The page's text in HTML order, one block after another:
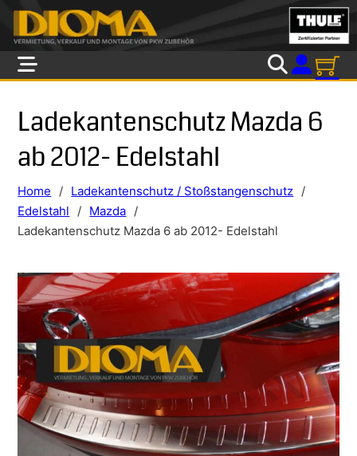
Skip to main content
Skip to footer
Ladekantenschutz Mazda 6
ab 2012- Edelstahl
Home / Ladekantenschutz / Stoßstangenschutz /
Edelstahl
/ Mazda /
Ladekantenschutz Mazda 6 ab 2012- Edelstahl